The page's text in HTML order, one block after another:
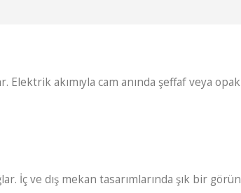
Elektrik akımıyla cam anında şeffaf veya
İç ve dış mekan tasarımlarında şık bir